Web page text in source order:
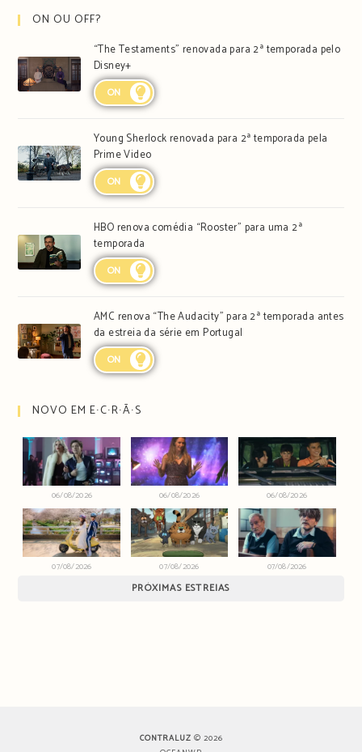
ON OU OFF?
“The Testaments” renovada para 2ª temporada pelo
Disney+
ON
Young Sherlock renovada para 2ª temporada pela
Prime Video
ON
HBO renova comédia “Rooster” para uma 2ª
temporada
ON
AMC renova “The Audacity” para 2ª temporada antes
da estreia da série em Portugal
ON
NOVO EM E∙C∙R∙Ã∙S
06/08/2026 06/08/2026 06/08/2026
07/08/2026 07/08/2026 07/08/2026
PRÓXIMAS ESTREIAS
CONTRALUZ © 2026